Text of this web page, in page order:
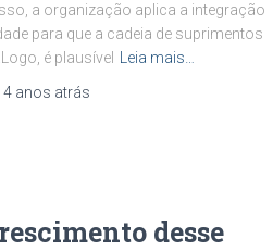
a organização aplica a integração
para que a cadeia de suprimentos
é plausível
Leia mais…
4 anos atrás
desse